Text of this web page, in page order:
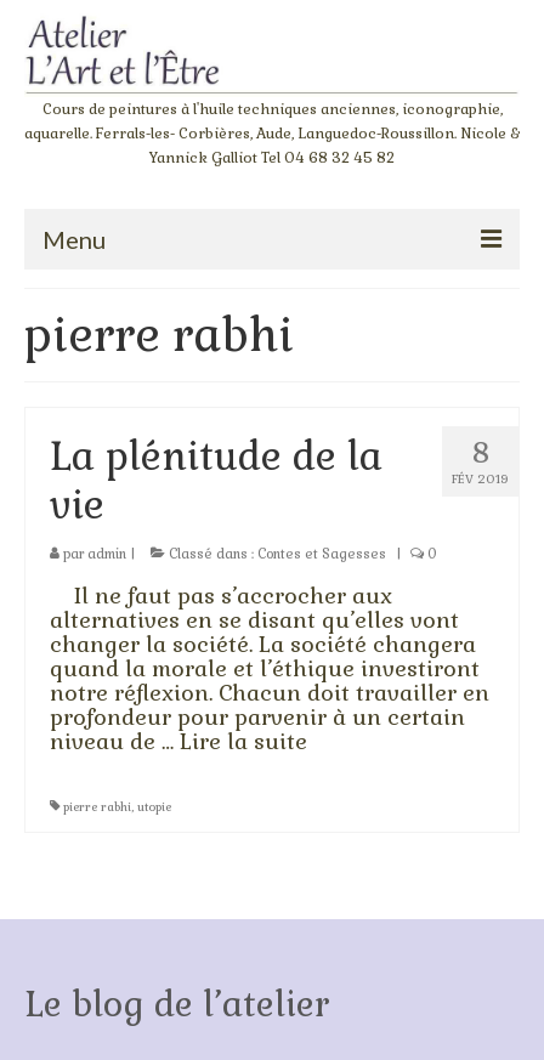
Cours de peintures à l'huile techniques anciennes, iconographie,
aquarelle. Ferrals-les- Corbières, Aude, Languedoc-Roussillon. Nicole &
Yannick Galliot Tel 04 68 32 45 82
Menu
Atelier de peinture à l’huile « Giotto »
Stage couleurs
Stage technique
L’atelier du compagnon
Stage technique 2
Stage pose de l’or
Stage couleurs 2
L’atelier du maître d’œuvre
L’encre de Chine…
pierre rabhi
8
FÉV 2019
La plénitude de la
vie
par admin | Classé dans : Contes et Sagesses | 0
Il ne faut pas s’accrocher aux
alternatives en se disant qu’elles vont
changer la société. La société changera
quand la morale et l’éthique investiront
notre réflexion. Chacun doit travailler en
profondeur pour parvenir à un certain
niveau de … Lire la suite­­
pierre rabhi, utopie
Le blog de l’atelier